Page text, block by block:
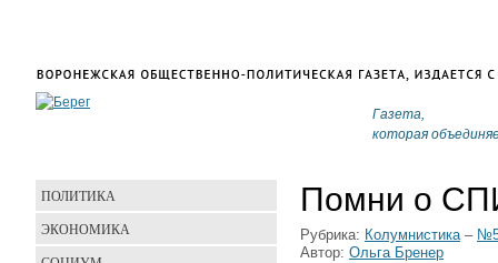
Газета,
которая
Помни о
Рубрика: Колумнистика–
Автор: Ольга Бренер
ПОЛИТИКА
ЭКОНОМИКА